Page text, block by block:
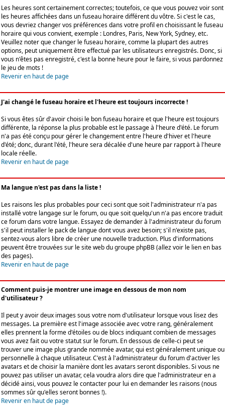
Les heures sont certainement correctes; toutefois, ce que vous pouvez voir sont
les heures affichées dans un fuseau horaire différent du vôtre. Si c'est le cas,
vous devriez changer vos préférences dans votre profil en choisissant le fuseau
horaire qui vous convient, exemple : Londres, Paris, New York, Sydney, etc.
Veuillez noter que changer le fuseau horaire, comme la plupart des autres
options, peut uniquement être effectué par les utilisateurs enregistrés. Donc, si
vous n'êtes pas enregistré, c'est la bonne heure pour le faire, si vous pardonnez
le jeu de mots !
Revenir en haut de page
J'ai changé le fuseau horaire et l'heure est toujours incorrecte !
Si vous êtes sûr d'avoir choisi le bon fuseau horaire et que l'heure est toujours
différente, la réponse la plus probable est le passage à l'heure d'été. Le forum
n'a pas été conçu pour gérer le changement entre l'heure d'hiver et l'heure
d'été; donc, durant l'été, l'heure sera décalée d'une heure par rapport à l'heure
locale réelle.
Revenir en haut de page
Ma langue n'est pas dans la liste !
Les raisons les plus probables pour ceci sont que soit l'administrateur n'a pas
installé votre langage sur le forum, ou que soit quelqu'un n'a pas encore traduit
ce forum dans votre langue. Essayez de demander à l'administrateur du forum
s'il peut installer le pack de langue dont vous avez besoin; s'il n'existe pas,
sentez-vous alors libre de créer une nouvelle traduction. Plus d'informations
peuvent être trouvées sur le site web du groupe phpBB (allez voir le lien en bas
des pages).
Revenir en haut de page
Comment puis-je montrer une image en dessous de mon nom
d'utilisateur ?
Il peut y avoir deux images sous votre nom d'utilisateur lorsque vous lisez des
messages. La première est l'image associée avec votre rang, généralement
elles prennent la forme d'étoiles ou de blocs indiquant combien de messages
vous avez fait ou votre statut sur le forum. En dessous de celle-ci peut se
trouver une image plus grande nommée avatar, qui est généralement unique ou
personnelle à chaque utilisateur. C'est à l'administrateur du forum d'activer les
avatars et de choisir la manière dont les avatars seront disponibles. Si vous ne
pouvez pas utiliser un avatar, cela voudra alors dire que l'administrateur en a
décidé ainsi, vous pouvez le contacter pour lui en demander les raisons (nous
sommes sûr qu'elles seront bonnes !).
Revenir en haut de page